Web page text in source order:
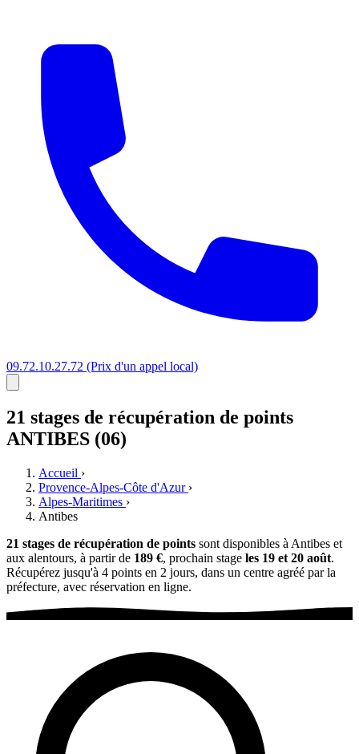
09.72.10.27.72 (Prix d'un appel local)
21 stages de récupération de points
ANTIBES (06)
Accueil ›
Provence-Alpes-Côte d'Azur ›
Alpes-Maritimes ›
Antibes
21 stages de récupération de points sont disponibles à Antibes et
aux alentours, à partir de 189 €, prochain stage les 19 et 20 août.
Récupérez jusqu'à 4 points en 2 jours, dans un centre agréé par la
préfecture, avec réservation en ligne.